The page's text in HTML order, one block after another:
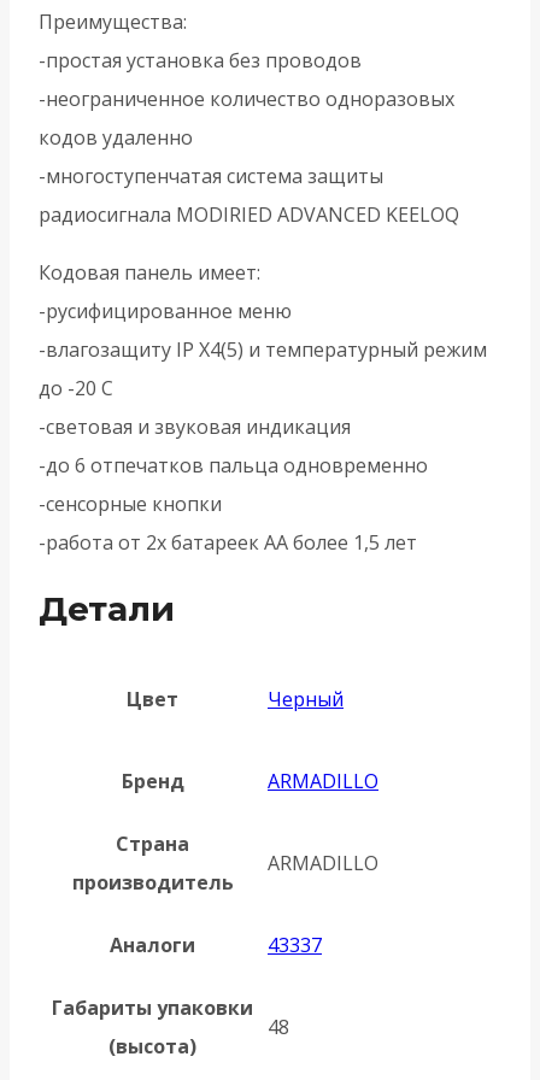
Преимущества:
-простая установка без проводов
-неограниченное количество одноразовых
кодов удаленно
-многоступенчатая система защиты
радиосигнала MODIRIED ADVANCED KEELOQ
Кодовая панель имеет:
-русифицированное меню
-влагозащиту IP X4(5) и температурный режим
до -20 С
-световая и звуковая индикация
-до 6 отпечатков пальца одновременно
-сенсорные кнопки
-работа от 2х батареек АА более 1,5 лет
Детали
Цвет Черный
Бренд ARMADILLO
Страна
производитель
ARMADILLO
Аналоги 43337
Габариты упаковки
(высота)
48